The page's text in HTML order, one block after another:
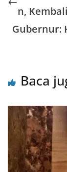
s
p
n,
Gubernur:
Baca